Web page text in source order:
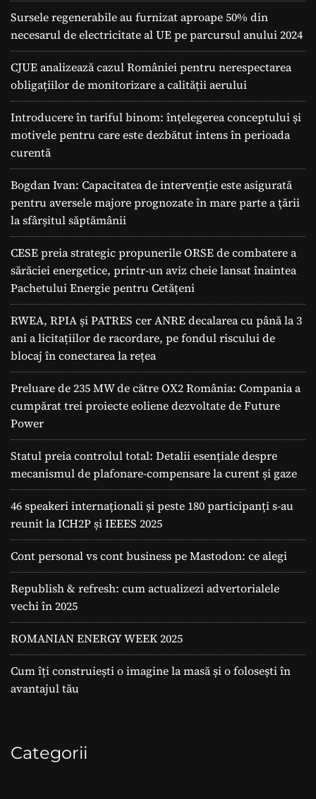
Sursele regenerabile au furnizat aproape 50% din
necesarul de electricitate al UE pe parcursul anului 2024
CJUE analizează cazul României pentru nerespectarea
obligațiilor de monitorizare a calității aerului
Introducere în tariful binom: înțelegerea conceptului și
motivele pentru care este dezbătut intens în perioada
curentă
Bogdan Ivan: Capacitatea de intervenție este asigurată
pentru aversele majore prognozate în mare parte a ţării
la sfârșitul săptămânii
CESE preia strategic propunerile ORSE de combatere a
sărăciei energetice, printr-un aviz cheie lansat înaintea
Pachetului Energie pentru Cetățeni
RWEA, RPIA și PATRES cer ANRE decalarea cu până la 3
ani a licitațiilor de racordare, pe fondul riscului de
blocaj în conectarea la rețea
Preluare de 235 MW de către OX2 România: Compania a
cumpărat trei proiecte eoliene dezvoltate de Future
Power
Statul preia controlul total: Detalii esențiale despre
mecanismul de plafonare-compensare la curent și gaze
46 speakeri internaționali și peste 180 participanți s-au
reunit la ICH2P și IEEES 2025
Cont personal vs cont business pe Mastodon: ce alegi
Republish & refresh: cum actualizezi advertorialele
vechi în 2025
ROMANIAN ENERGY WEEK 2025
Cum îți construiești o imagine la masă și o folosești în
avantajul tău
Categorii